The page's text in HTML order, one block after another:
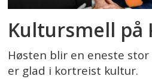
Kultursmell på
Høsten blir en eneste
er glad i kortreist kultur.